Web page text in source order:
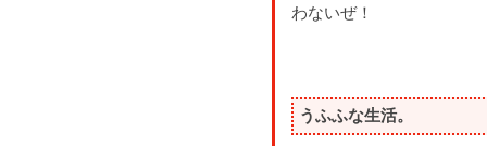
わないぜ！
うふふな生活。